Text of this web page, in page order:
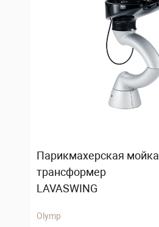
Парикмахерская мойка
трансформер
LAVASWING
Olymp